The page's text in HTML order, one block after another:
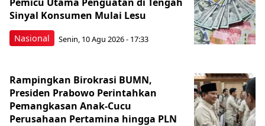
Nasional
Sinyal Konsumen Mulai Lesu
Senin, 10 Agu 2026 - 17:33
Rampingkan Birokrasi BUMN,
Presiden Prabowo Perintahkan
Pemangkasan Anak-Cucu
Perusahaan Pertamina hingga PLN